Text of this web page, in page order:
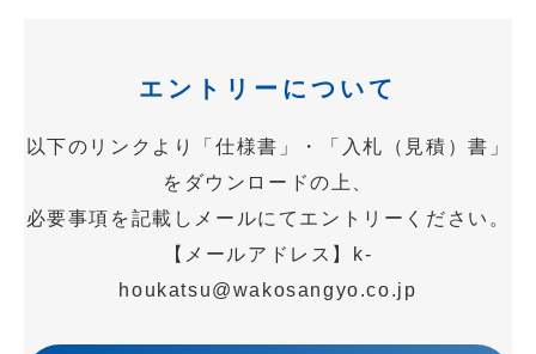
エントリーについて
以下のリンクより「仕様書」・「入札（見積）書」
をダウンロードの上、
必要事項を記載しメールにてエントリーください。
【メールアドレス】k-
houkatsu@wakosangyo.co.jp